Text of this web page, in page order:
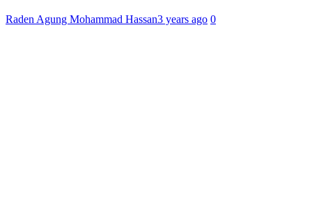
Raden Agung Mohammad Hassan3 years ago 0